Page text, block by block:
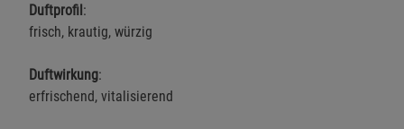
Duftprofil:
frisch, krautig, würzig
Duftwirkung:
erfrischend, vitalisierend